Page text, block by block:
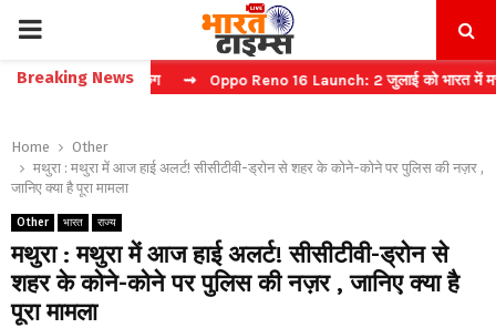
PRIMARY
MENU
Breaking News
टिकट बुकिंग ⇝ Oppo Reno 16 Launch: 2 जुलाई को भारत में मचेगा
Home
Other
मथुरा : मथुरा में आज हाई अलर्ट! सीसीटीवी-ड्रोन से शहर के कोने-कोने पर पुलिस की नज़र ,
जानिए क्या है पूरा मामला
Other भारत राज्य
मथुरा : मथुरा में आज हाई अलर्ट! सीसीटीवी-ड्रोन से
शहर के कोने-कोने पर पुलिस की नज़र , जानिए क्या है
पूरा मामला